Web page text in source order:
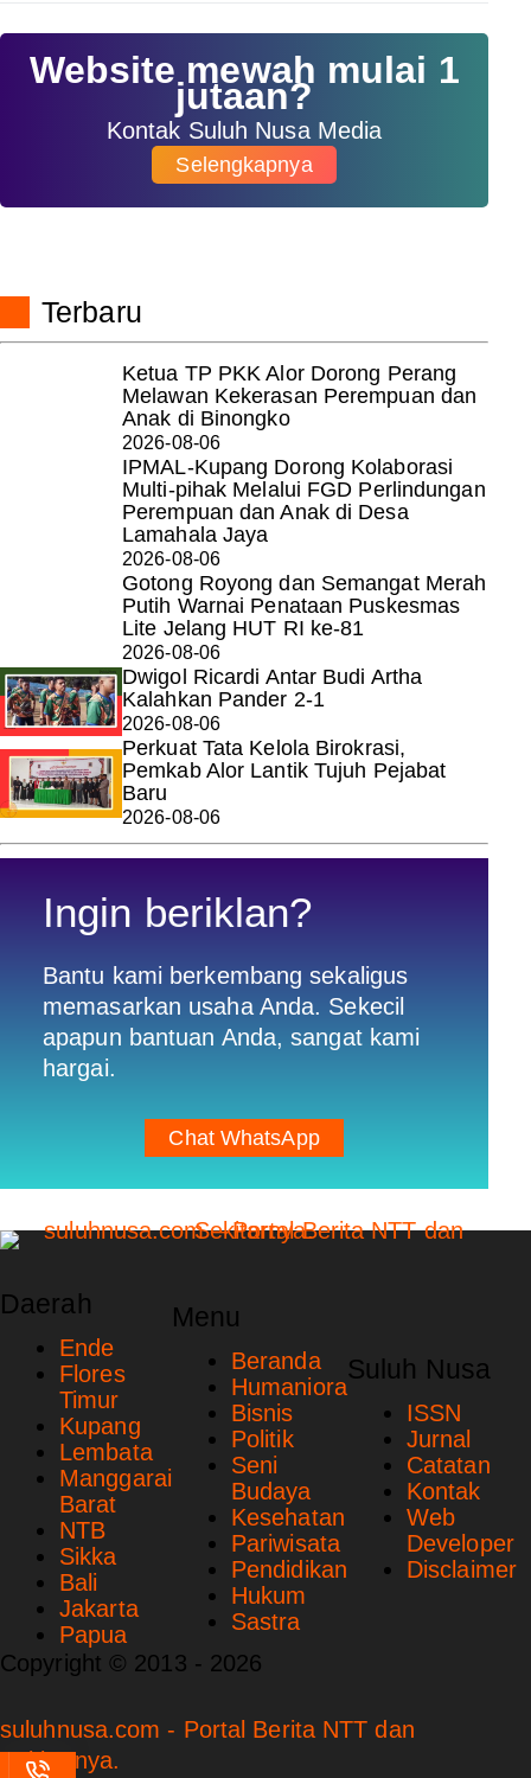
Website mewah mulai 1
jutaan?
Kontak Suluh Nusa Media
Selengkapnya
Terbaru
Ketua TP PKK Alor Dorong Perang
Melawan Kekerasan Perempuan dan
Anak di Binongko
2026-08-06
IPMAL-Kupang Dorong Kolaborasi
Multi-pihak Melalui FGD Perlindungan
Perempuan dan Anak di Desa
Lamahala Jaya
2026-08-06
Gotong Royong dan Semangat Merah
Putih Warnai Penataan Puskesmas
Lite Jelang HUT RI ke-81
2026-08-06
Dwigol Ricardi Antar Budi Artha
Kalahkan Pander 2-1
2026-08-06
Perkuat Tata Kelola Birokrasi,
Pemkab Alor Lantik Tujuh Pejabat
Baru
2026-08-06
Ingin beriklan?
Bantu kami berkembang sekaligus
memasarkan usaha Anda. Sekecil
apapun bantuan Anda, sangat kami
hargai.
Chat WhatsApp
Daerah
Ende
Flores
Timur
Kupang
Lembata
Manggarai
Barat
NTB
Sikka
Bali
Jakarta
Papua
Menu
Beranda
Humaniora
Bisnis
Politik
Seni
Budaya
Kesehatan
Pariwisata
Pendidikan
Hukum
Sastra
Suluh Nusa
ISSN
Jurnal
Catatan
Kontak
Web
Developer
Disclaimer
Copyright © 2013 - 2026
suluhnusa.com - Portal Berita NTT dan
Sekitarnya.